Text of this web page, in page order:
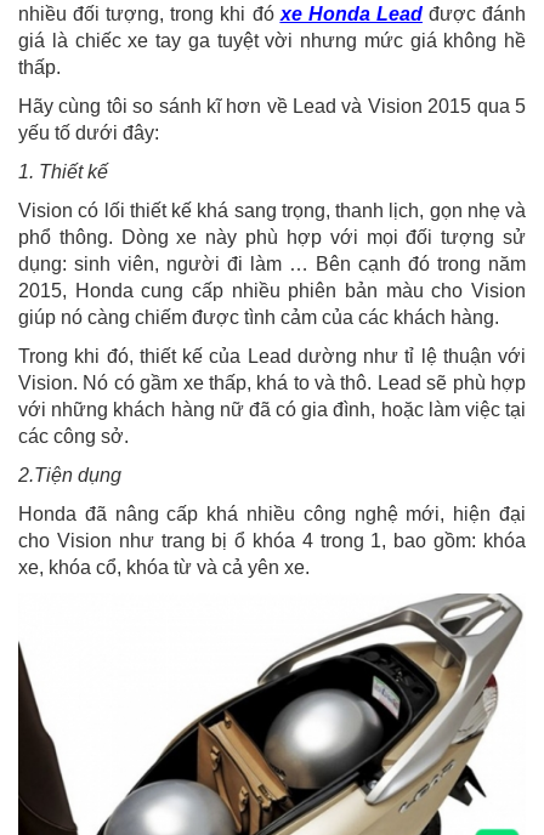
nhiều đối tượng, trong khi đó xe Honda Leadđược đánh
giá là chiếc xe tay ga tuyệt vời nhưng mức giá không hề
thấp.
Hãy cùng tôi so sánh kĩ hơn về Lead và Vision 2015 qua 5
yếu tố dưới đây:
1. Thiết kế
Vision có lối thiết kế khá sang trọng, thanh lịch, gọn nhẹ và
phổ thông. Dòng xe này phù hợp với mọi đối tượng sử
dụng: sinh viên, người đi làm … Bên cạnh đó trong năm
2015, Honda cung cấp nhiều phiên bản màu cho Vision
giúp nó càng chiếm được tình cảm của các khách hàng.
Trong khi đó, thiết kế của Lead dường như tỉ lệ thuận với
Vision. Nó có gầm xe thấp, khá to và thô. Lead sẽ phù hợp
với những khách hàng nữ đã có gia đình, hoặc làm việc tại
các công sở.
2.Tiện dụng
Honda đã nâng cấp khá nhiều công nghệ mới, hiện đại
cho Vision như trang bị ổ khóa 4 trong 1, bao gồm: khóa
xe, khóa cổ, khóa từ và cả yên xe.